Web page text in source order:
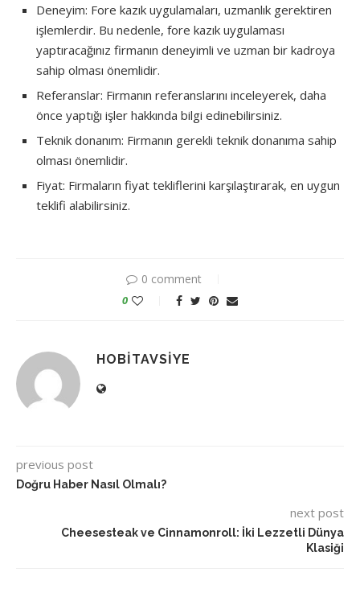
Deneyim: Fore kazık uygulamaları, uzmanlık gerektiren
işlemlerdir. Bu nedenle, fore kazık uygulaması
yaptıracağınız firmanın deneyimli ve uzman bir kadroya
sahip olması önemlidir.
Referanslar: Firmanın referanslarını inceleyerek, daha
önce yaptığı işler hakkında bilgi edinebilirsiniz.
Teknik donanım: Firmanın gerekli teknik donanıma sahip
olması önemlidir.
Fiyat: Firmaların fiyat tekliflerini karşılaştırarak, en uygun
teklifi alabilirsiniz.
0 comment
0
HOBITAVSIYE
previous post
Doğru Haber Nasıl Olmalı?
next post
Cheesesteak ve Cinnamonroll: İki Lezzetli Dünya
Klasiği